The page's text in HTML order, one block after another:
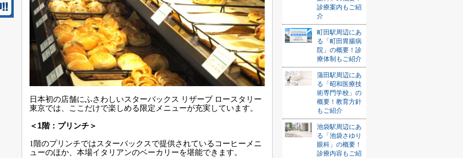
日本初の店舗にふさわしいスターバックス リザーブ ロースタリー
東京では、ここだけで楽しめる限定メニューが充実しています。
＜1階：プリンチ＞
1階のプリンチではスターバックスで提供されているコーヒーメニ
ューのほか、本場イタリアンのベーカリーを堪能できます。
診療案内もご紹
介
町田駅周辺にあ
る「町田胃腸病
院」の概要！診
療体制もご紹介
蒲田駅周辺にあ
る「昭和医療技
術専門学校」の
概要！教育方針
もご紹介
池袋駅周辺にあ
る「池袋さゆり
眼科」の概要！
診療内容もご紹